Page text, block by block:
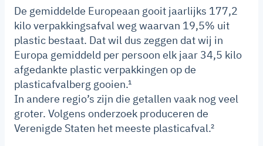
De gemiddelde Europeaan gooit jaarlijks 177,2
kilo verpakkingsafval weg waarvan 19,5% uit
plastic bestaat. Dat wil dus zeggen dat wij in
Europa gemiddeld per persoon elk jaar 34,5 kilo
afgedankte plastic verpakkingen op de
plasticafvalberg gooien.¹
In andere regio’s zijn die getallen vaak nog veel
groter. Volgens onderzoek produceren de
Verenigde Staten het meeste plasticafval.²